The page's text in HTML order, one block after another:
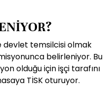
devlet temsilcisi olmak
belirleniyor. Bu
olduğu için işçi tarafını
TİSK oturuyor.